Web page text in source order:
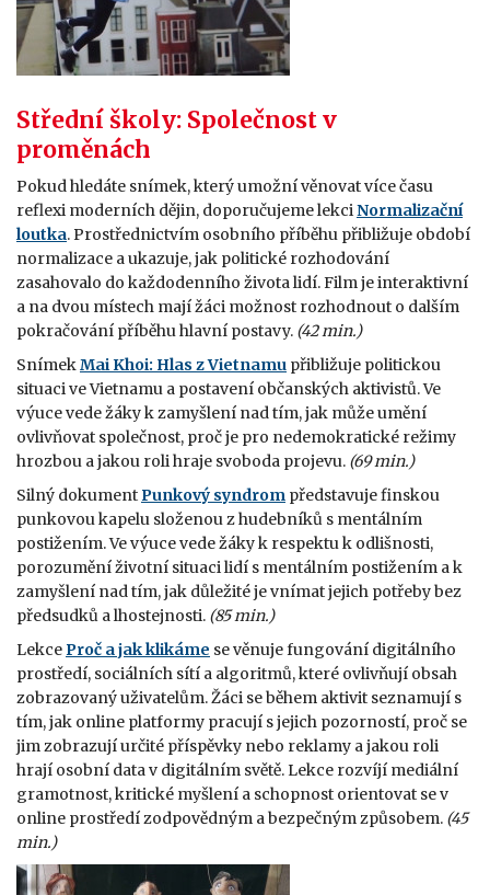
Střední školy: Společnost v
proměnách
Pokud hledáte snímek, který umožní věnovat více času
reflexi moderních dějin, doporučujeme lekciNormalizační
loutka. Prostřednictvím osobního příběhu přibližuje období
normalizace a ukazuje, jak politické rozhodování
zasahovalo do každodenního života lidí. Film je interaktivní
a na dvou místech mají žáci možnost rozhodnout o dalším
pokračování příběhu hlavní postavy. (42 min.)
SnímekMai Khoi: Hlas z Vietnamu přibližuje politickou
situaci ve Vietnamu a postavení občanských aktivistů. Ve
výuce vede žáky k zamyšlení nad tím, jak může umění
ovlivňovat společnost, proč je pro nedemokratické režimy
hrozbou a jakou roli hraje svoboda projevu. (69 min.)
Silný dokumentPunkový syndrom představuje finskou
punkovou kapelu složenou z hudebníků s mentálním
postižením. Ve výuce vede žáky k respektu k odlišnosti,
porozumění životní situaci lidí s mentálním postižením a k
zamyšlení nad tím, jak důležité je vnímat jejich potřeby bez
předsudků a lhostejnosti. (85 min.)
LekceProč a jak klikáme se věnuje fungování digitálního
prostředí, sociálních sítí a algoritmů, které ovlivňují obsah
zobrazovaný uživatelům. Žáci se během aktivit seznamují s
tím, jak online platformy pracují s jejich pozorností, proč se
jim zobrazují určité příspěvky nebo reklamy a jakou roli
hrají osobní data v digitálním světě. Lekce rozvíjí mediální
gramotnost, kritické myšlení a schopnost orientovat se v
online prostředí zodpovědným a bezpečným způsobem. (45
min.)